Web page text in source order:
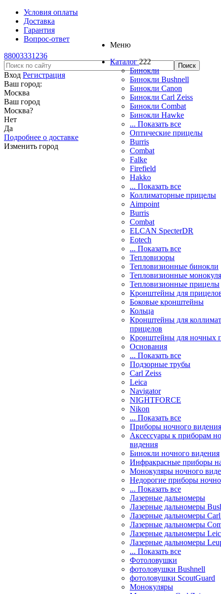
Условия оплаты
Доставка
Гарантия
Вопрос-ответ
88003331236
Вход Регистрация
Ваш город:
Москва
Ваш город
Москва?
Нет
Да
Подробнее о доставке
Изменить город
Меню
Каталог 222
Бинокли
Бинокли Bushnell
Бинокли Canon
Бинокли Carl Zeiss
Бинокли Combat
Бинокли Hawke
... Показать все
Оптические прицелы
Burris
Combat
Falke
Firefield
Hakko
... Показать все
Коллиматорные прицелы
Aimpoint
Burris
Combat
ELCAN SpecterDR
Eotech
... Показать все
Тепловизоры
Тепловизионные бинокли
Тепловизионные
Тепловизионные прицелы
Кронштейны для
Боковые кронштейны
Кольца
Кронштейны для
прицелов
Кронштейны для ночных
Основания
... Показать все
Подзорные трубы
Carl Zeiss
Leica
Navigator
NIGHTFORCE
Nikon
... Показать все
Приборы ночного видения
Аксессуары к приборам
видения
Бинокли ночного видения
Инфракрасные приборы
Монокуляры ночного
Недорогие приборы
... Показать все
Лазерные дальномеры
Лазерные дальномеры
Лазерные дальномеры
Лазерные дальномеры
Лазерные дальномеры
Лазерные дальномеры
... Показать все
Фотоловушки
фотоловушки Bushnell
фотоловушки ScoutGuard
Монокуляры